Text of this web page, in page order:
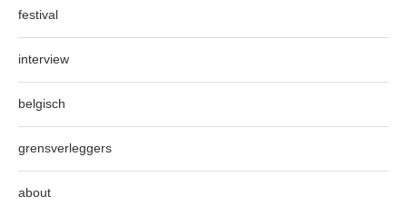
festival
interview
belgisch
grensverleggers
about